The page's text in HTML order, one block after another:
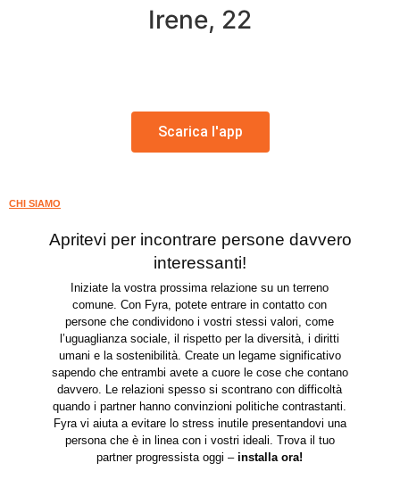
Irene, 22
Scarica l'app
CHI SIAMO
Apritevi per incontrare persone davvero
interessanti!
Iniziate la vostra prossima relazione su un terreno
comune. Con Fyra, potete entrare in contatto con
persone che condividono i vostri stessi valori, come
l’uguaglianza sociale, il rispetto per la diversità, i diritti
umani e la sostenibilità. Create un legame significativo
sapendo che entrambi avete a cuore le cose che contano
davvero. Le relazioni spesso si scontrano con difficoltà
quando i partner hanno convinzioni politiche contrastanti.
Fyra vi aiuta a evitare lo stress inutile presentandovi una
persona che è in linea con i vostri ideali. Trova il tuo
partner progressista oggi –installa ora!